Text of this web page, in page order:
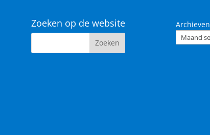
Zoeken op de website Archieven